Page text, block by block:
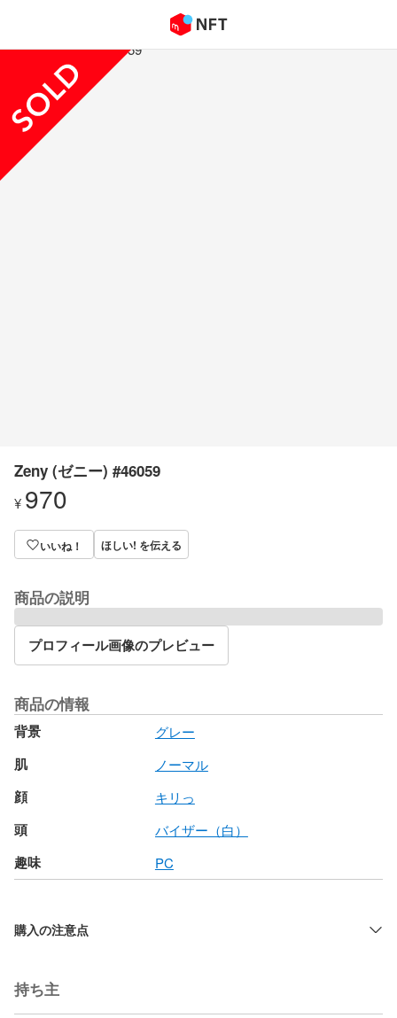
Zeny (ゼニー) #46059
¥ 970
いいね！ ほしい! を伝える
商品の説明
プロフィール画像のプレビュー
商品の情報
背景 グレー
肌 ノーマル
顔 キリっ
頭 バイザー（白）
趣味 PC
購入の注意点
持ち主